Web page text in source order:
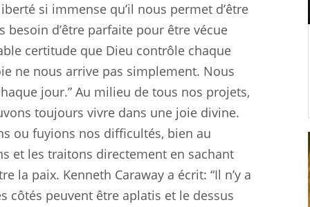
si immense qu’il nous permet d’être
besoin d’être parfaite pour être vécue
certitude que Dieu contrôle chaque
ne nous arrive pas simplement. Nous
jour.” Au milieu de tous nos projets,
toujours vivre dans une joie divine.
ou fuyions nos difficultés, bien au
et les traitons directement en sachant
la paix. Kenneth Caraway a écrit: “Il n’y a
côtés peuvent être aplatis et le dessus